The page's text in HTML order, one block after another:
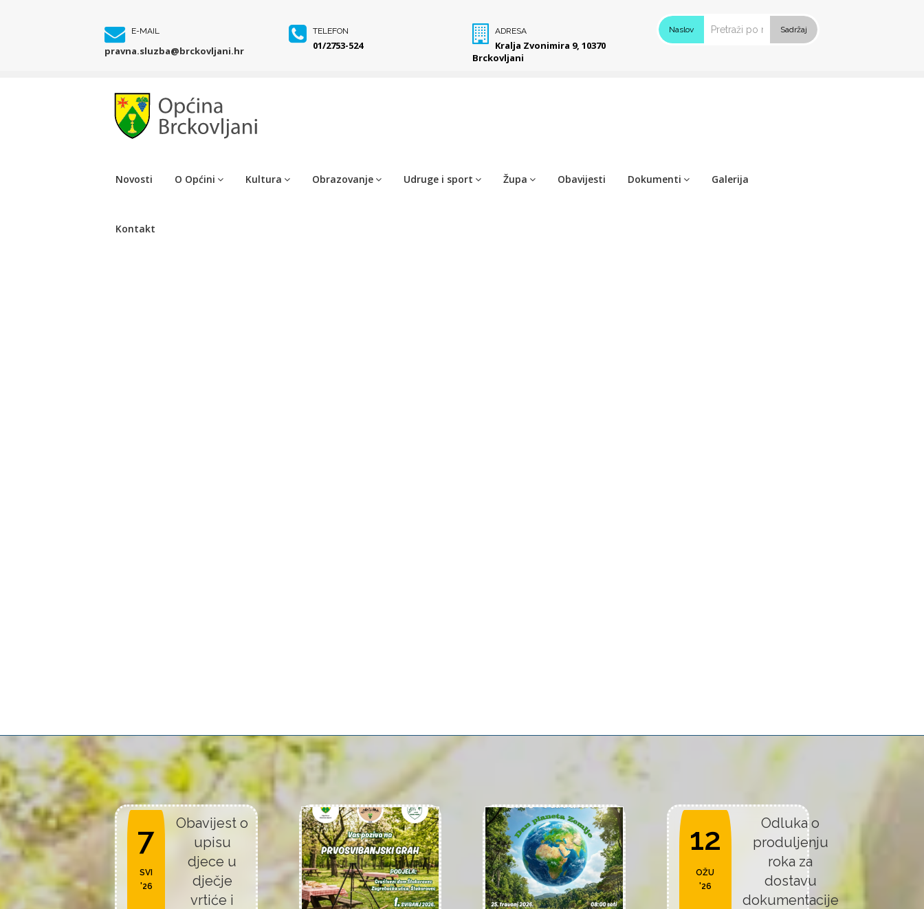
E-MAIL
pravna.sluzba@brckovljani.hr
TELEFON
01/2753-524
ADRESA
Kralja Zvonimira 9, 10370
Brckovljani
Naslov Sadržaj
Novosti O Općini Kultura Obrazovanje Udruge i sport Župa Obavijesti Dokumenti Galerija
Kontakt
7
SVI
'26
Obavijest o
upisu
djece u
dječje
vrtiće i
12
OŽU
'26
Odluka o
produljenju
roka za
dostavu
dokumentacije